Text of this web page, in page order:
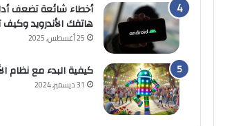
أخطاء شائعة تضعف
هاتفك الأندرويد وكيف
25 أغسطس, 2025
كيفية البدء مع نظام
31 ديسمبر, 2024